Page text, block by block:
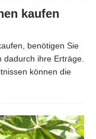
kaufen
benötigen Sie
ihre Erträge.
können die